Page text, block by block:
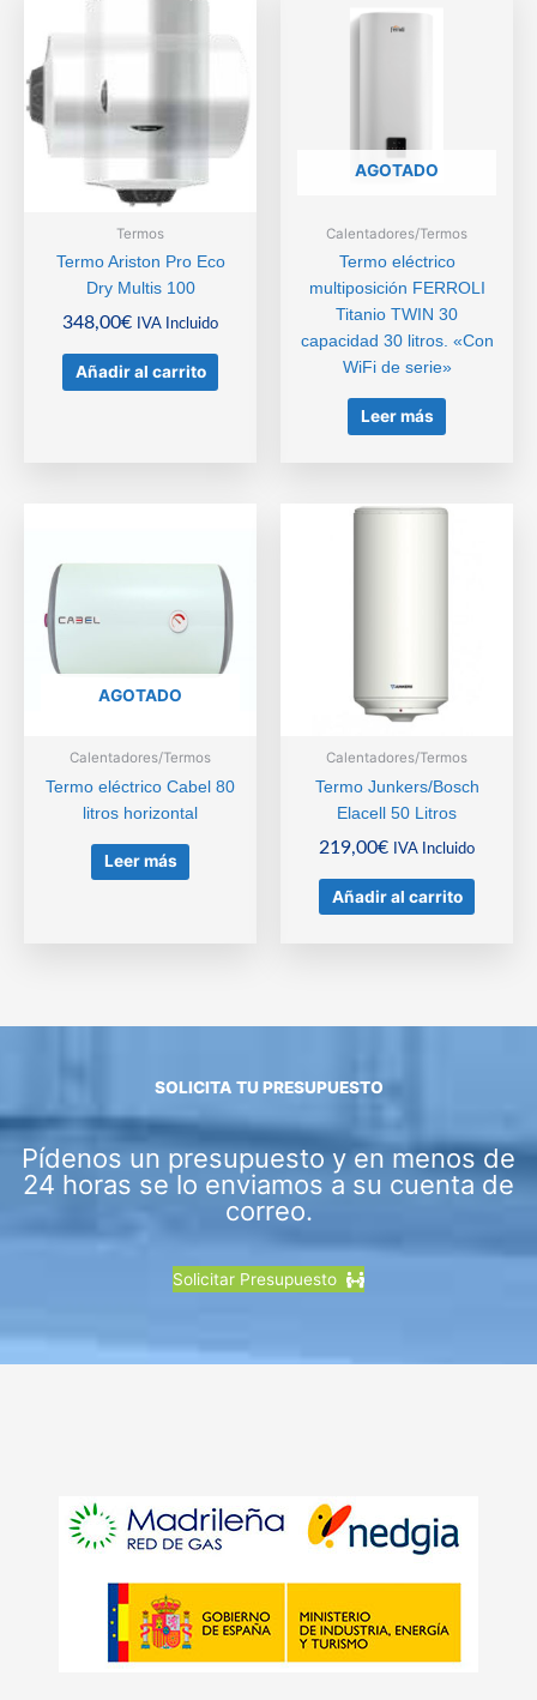
Termos
Termo Ariston Pro Eco
Dry Multis 100
348,00€ IVA Incluido
Añadir al carrito
AGOTADO
Calentadores/Termos
Termo eléctrico
multiposición FERROLI
Titanio TWIN 30
capacidad 30 litros. «Con
WiFi de serie»
Leer más
AGOTADO
Calentadores/Termos
Termo eléctrico Cabel 80
litros horizontal
Leer más
Calentadores/Termos
Termo Junkers/Bosch
Elacell 50 Litros
219,00€ IVA Incluido
Añadir al carrito
SOLICITA TU PRESUPUESTO
Pídenos un presupuesto y en menos de
24 horas se lo enviamos a su cuenta de
correo.
Solicitar Presupuesto